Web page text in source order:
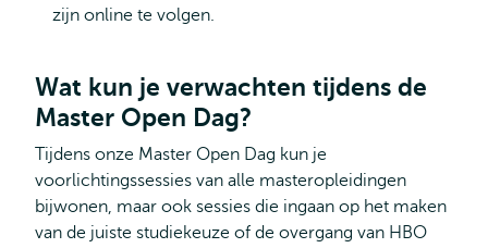
zijn online te volgen.
Wat kun je verwachten tijdens de
Master Open Dag?
Tijdens onze Master Open Dag kun je
voorlichtingssessies van alle masteropleidingen
bijwonen, maar ook sessies die ingaan op het maken
van de juiste studiekeuze of de overgang van HBO